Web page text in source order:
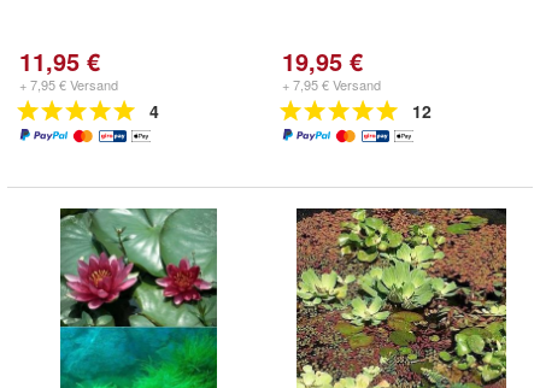
11,95 €
+ 7,95 € Versand
4
19,95 €
+ 7,95 € Versand
12